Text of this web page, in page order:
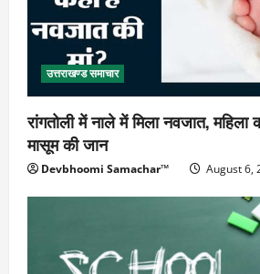
उत्तराखण्ड समाचार
रांगतोली में नाले में मिला नवजात, महिला
मासूम की जान
Devbhoomi Samachar™ August 6,